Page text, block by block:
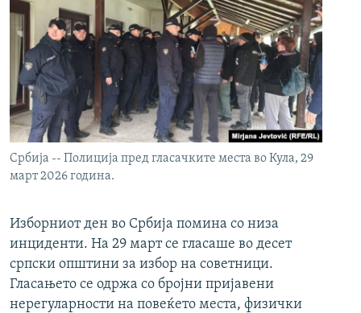
Србија -- Полиција пред гласачките места во Кула, 29
март 2026 година.
Изборниот ден во Србија помина со низа
инциденти. На 29 март се гласаше во десет
српски општини за избор на советници.
Гласањето се одржа со бројни пријавени
нерегуларности на повеќето места, физички